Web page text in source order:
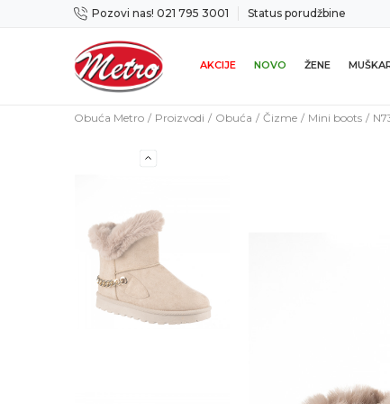
Pozovi nas! 021 795 3001 Status porudžbine
Mogućnost zamene u roku od 14 dana
AKCIJE NOVO ŽENE
Obuća Metro Proizvodi Obuća Čizme Mini boots